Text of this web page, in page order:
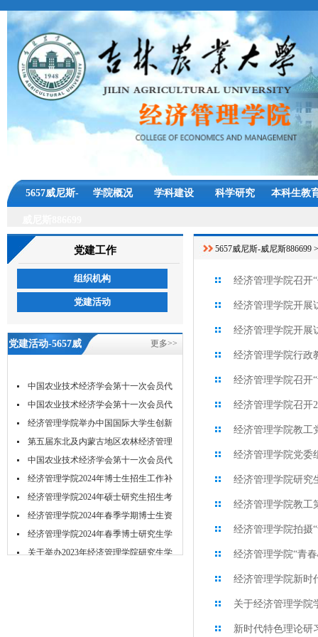
5657威尼斯- 学院概况 学科建设 科学研究 本科生教
党建工作
组织机构
党建活动
党建活动-5657威 更多>>
中国农业技术经济学会第十一次会员代
表...
中国农业技术经济学会第十一次会员代
表...
经济管理学院举办中国国际大学生创新
大...
第五届东北及内蒙古地区农林经济管理
学...
中国农业技术经济学会第十一次会员代
表...
经济管理学院2024年博士生招生工作补
充...
经济管理学院2024年硕士研究生招生考
试...
经济管理学院2024年春季学期博士生资
格...
经济管理学院2024年春季博士研究生学
位...
关于举办2023年经济管理学院研究生学
5657威尼斯-威尼斯886699
经济管理学院召开
经济管理学院开展
经济管理学院开展
经济管理学院行政
经济管理学院召开
经济管理学院召开
经济管理学院教工
经济管理学院党委
经济管理学院研究
经济管理学院教工
经济管理学院拍摄
经济管理学院“青
经济管理学院新时
关于经济管理学院
新时代特色理论研